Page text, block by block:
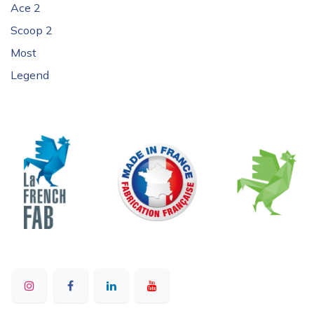
Ace 2
Scoop 2
Most
Legend